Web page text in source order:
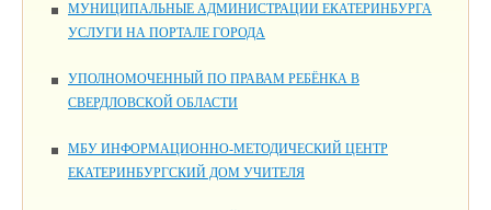
МУНИЦИПАЛЬНЫЕ АДМИНИСТРАЦИИ ЕКАТЕРИНБУРГА
УСЛУГИ НА ПОРТАЛЕ ГОРОДА
УПОЛНОМОЧЕННЫЙ ПО ПРАВАМ РЕБЁНКА В
СВЕРДЛОВСКОЙ ОБЛАСТИ
МБУ ИНФОРМАЦИОННО-МЕТОДИЧЕСКИЙ ЦЕНТР
ЕКАТЕРИНБУРГСКИЙ ДОМ УЧИТЕЛЯ